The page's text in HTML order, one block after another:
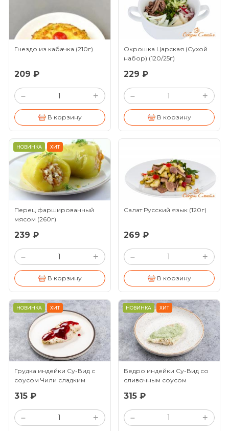
Гнездо из кабачка (210г)
209 ₽
– +
В корзину
Окрошка Царская (Сухой
набор) (120/25г)
229 ₽
– +
В корзину
НОВИНКА ХИТ
Перец фаршированный
мясом (260г)
239 ₽
– +
В корзину
Салат Русский язык (120г)
269 ₽
– +
В корзину
НОВИНКА ХИТ
Грудка индейки Су-Вид с
соусом Чили сладким
315 ₽
– +
НОВИНКА ХИТ
Бедро индейки Су-Вид со
сливочным соусом
315 ₽
– +